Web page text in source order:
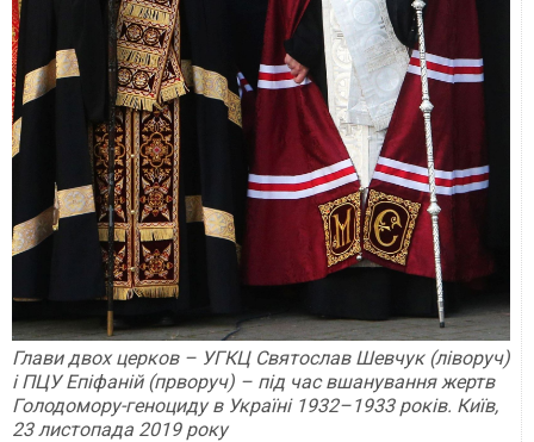
Глави двох церков – УГКЦ Святослав Шевчук (ліворуч)
і ПЦУ Епіфаній (прворуч) – під час вшанування жертв
Голодомору-геноциду в Україні 1932–1933 років. Київ,
23 листопада 2019 року